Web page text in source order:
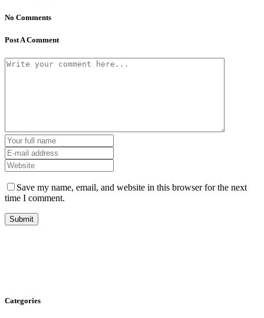
No Comments
Post A Comment
Save my name, email, and website in this browser for the next
time I comment.
Categories